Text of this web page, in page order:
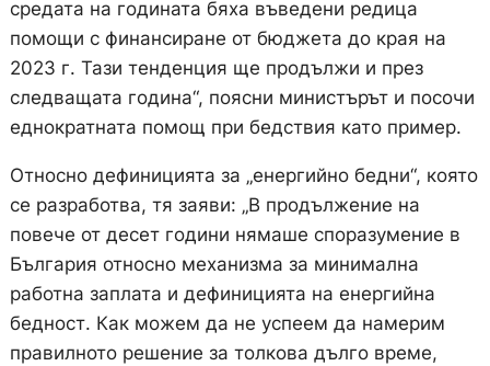
средата на годината бяха въведени редица
помощи с финансиране от бюджета до края на
2023 г. Тази тенденция ще продължи и през
следващата година“, поясни министърът и посочи
еднократната помощ при бедствия като пример.
Относно дефиницията за „енергийно бедни“, която
се разработва, тя заяви: „В продължение на
повече от десет години нямаше споразумение в
България относно механизма за минимална
работна заплата и дефиницията на енергийна
бедност. Как можем да не успеем да намерим
правилното решение за толкова дълго време,